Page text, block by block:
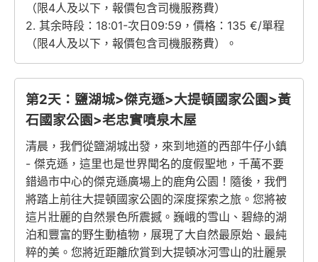
（限4人及以下，報價包含司機服務費）
2. 其余時段：18:01-次日09:59，價格：135 €/單程
（限4人及以下，報價包含司機服務費）。
第2天：鹽湖城>傑克遜>大提頓國家公園>黃
石國家公園>老忠實噴泉木屋
清晨，我們從鹽湖城出發，來到地道的西部牛仔小鎮
- 傑克遜，這里也是世界聞名的度假聖地，千萬不要
錯過市中心的傑克遜廣場上的鹿角公園！隨後，我們
將踏上前往大提頓國家公園的深度探索之旅。您將被
這片壯麗的自然景色所震撼。巍峨的雪山、碧綠的湖
泊和豐富的野生動植物，展現了大自然最原始、最純
粹的美。您將近距離欣賞到大提頓冰河雪山的壯麗景